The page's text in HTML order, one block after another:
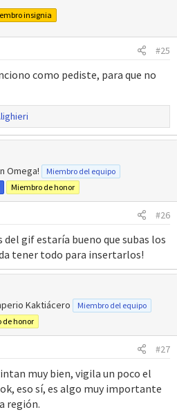
insignia
#25
como pediste, para que no
Omega!
Miembro del equipo
Miembro de honor
#26
del gif estaría bueno que subas los
tener todo para insertarlos!
Kaktiácero
Miembro del equipo
de honor
#27
muy bien, vigila un poco el
eso sí, es algo muy importante
región.